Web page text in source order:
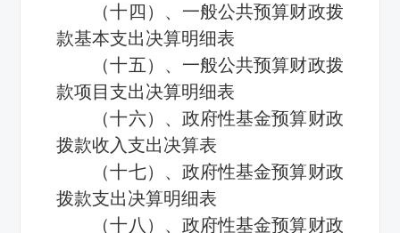
（十四）、一般公共预算财政拨
款基本支出决算明细表
（十五）、一般公共预算财政拨
款项目支出决算明细表
（十六）、政府性基金预算财政
拨款收入支出决算表
（十七）、政府性基金预算财政
拨款支出决算明细表
（十八）、政府性基金预算财政